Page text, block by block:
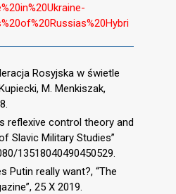
Rosyjska w świetle
M. Menkiszak,
reflexive control theory and
Slavic Military Studies”
13518040490450529.
Putin really want?, “The
25 X 2019.